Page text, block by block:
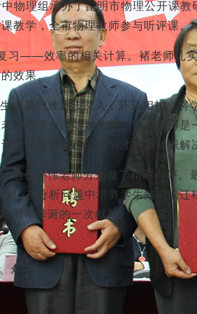
物理组承办了昆明市物理公开课
教学，全市物理教师参与听评课。
习——效率的相关计算。褚老师扎
效果。
由易到难逐步深入，环环相扣，将
师和学生，听她的课，让人觉得是
学生发挥自己的聪明才智用知识解
组长孙伟老师分别做了精彩点评。
，在分析问题中培养学生知识的迁
周年华诞的一次献礼。